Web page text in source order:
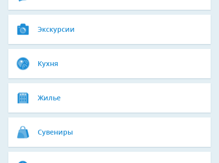
Экскурсии
Кухня
Жилье
Сувениры